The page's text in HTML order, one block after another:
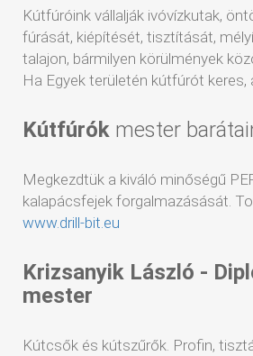
Kútfúróink vállalják ivóvízkutak,
fúrását, kiépítését, tisztítását,
talajon, bármilyen körülmények
Ha Egyek területén kútfúrót keres,
Kútfúrók mester
Megkezdtük a kiváló minőségű
kalapácsfejek forgalmazásását.
www.drill-bit.eu
Krizsanyik László -
mester
Kútcsők és kútszűrők. Profin,